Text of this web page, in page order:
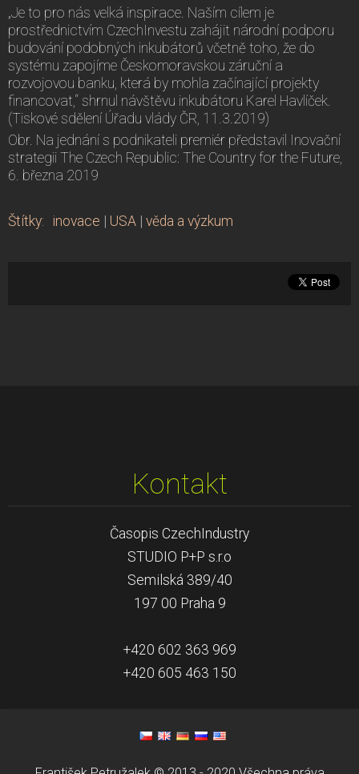
„Je to pro nás velká inspirace. Naším cílem je
prostřednictvím CzechInvestu zahájit národní podporu
budování podobných inkubátorů včetně toho, že do
systému zapojíme Českomoravskou záruční a
rozvojovou banku, která by mohla začínající projekty
financovat,“ shrnul návštěvu inkubátoru Karel Havlíček.
(Tiskové sdělení Úřadu vlády ČR, 11.3.2019)
Obr. Na jednání s podnikateli premiér představil Inovační
strategii The Czech Republic: The Country for the Future,
6. března 2019
Štítky: inovace | USA | věda a výzkum
Kontakt
Časopis CzechIndustry
STUDIO P+P s.r.o
Semilská 389/40
197 00 Praha 9
+420 602 363 969
+420 605 463 150